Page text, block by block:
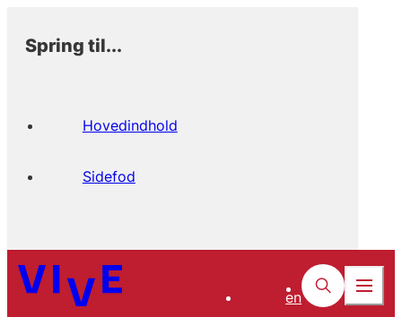
Spring til...
Hovedindhold
Sidefod
en